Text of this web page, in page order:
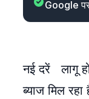
Google
नई दरें लागू
ब्याज मिल